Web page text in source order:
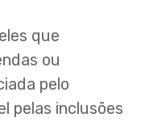
que
ou
pelo
pelas inclusões